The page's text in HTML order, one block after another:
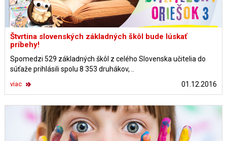
Štvrtina slovenských základných škôl bude lúskať
príbehy!
Spomedzi 529 základných škôl z celého Slovenska učitelia do
súťaže prihlásili spolu 8 353 druhákov, ..
01.12.2016
viac